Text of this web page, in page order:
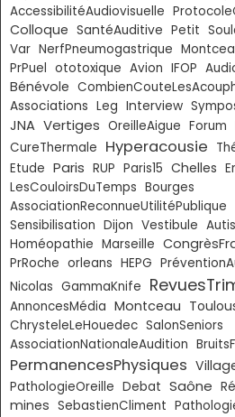
AccessibilitéAudiovisuelle
Colloque SantéAuditive Petit
Var NerfPneumogastrique
PrPuel ototoxique Avion IFOP
Bénévole
Associations Leg Interview
JNA Vertiges OreilleAigue Forum
CureThermale Hyperacousie
Etude Paris RUP Paris15 Chelles
LesCouloirsDuTemps Bourges
AssociationReconnueUtilitéPublique
Sensibilisation Dijon Vestibule
Homéopathie Marseille
PrRoche orleans HEPG
Nicolas GammaKnife
AnnoncesMédia Montceau
ChrysteleLeHouedec SalonSeniors
AssociationNationaleAudition
PermanencesPhysiques
PathologieOreille Debat Saône
mines SebastienCliment